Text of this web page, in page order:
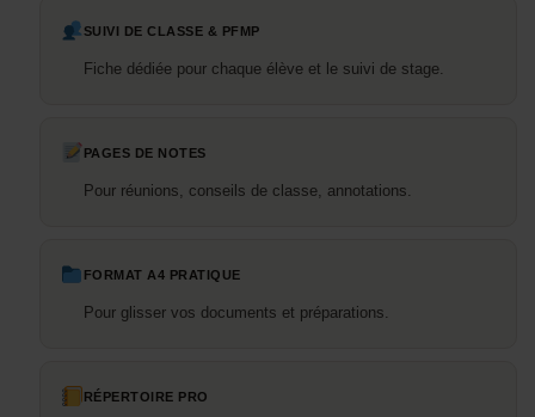
SUIVI DE CLASSE & PFMP
Fiche dédiée pour chaque élève et le suivi de stage.
PAGES DE NOTES
Pour réunions, conseils de classe, annotations.
FORMAT A4 PRATIQUE
Pour glisser vos documents et préparations.
RÉPERTOIRE PRO